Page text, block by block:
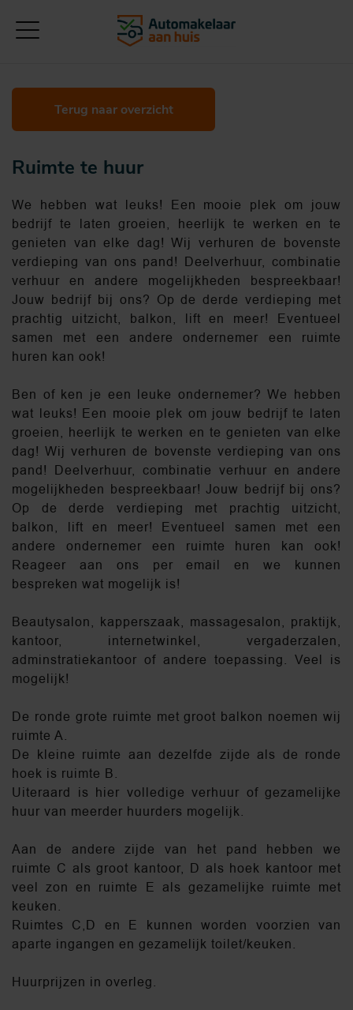
Terug naar overzicht
Ruimte te huur
We hebben wat leuks! Een mooie plek om jouw
bedrijf te laten groeien, heerlijk te werken en te
genieten van elke dag! Wij verhuren de bovenste
verdieping van ons pand! Deelverhuur, combinatie
verhuur en andere mogelijkheden bespreekbaar!
Jouw bedrijf bij ons? Op de derde verdieping met
prachtig uitzicht, balkon, lift en meer! Eventueel
samen met een andere ondernemer een ruimte
huren kan ook!
Ben of ken je een leuke ondernemer? We hebben
wat leuks! Een mooie plek om jouw bedrijf te laten
groeien, heerlijk te werken en te genieten van elke
dag! Wij verhuren de bovenste verdieping van ons
pand! Deelverhuur, combinatie verhuur en andere
mogelijkheden bespreekbaar! Jouw bedrijf bij ons?
Op de derde verdieping met prachtig uitzicht,
balkon, lift en meer! Eventueel samen met een
andere ondernemer een ruimte huren kan ook!
Reageer aan ons per email en we kunnen
bespreken wat mogelijk is!
Beautysalon, kapperszaak, massagesalon, praktijk,
kantoor, internetwinkel, vergaderzalen,
adminstratiekantoor of andere toepassing. Veel is
mogelijk!
De ronde grote ruimte met groot balkon noemen wij
ruimte A.
De kleine ruimte aan dezelfde zijde als de ronde
hoek is ruimte B.
Uiteraard is hier volledige verhuur of gezamelijke
huur van meerder huurders mogelijk.
Aan de andere zijde van het pand hebben we
ruimte C als groot kantoor, D als hoek kantoor met
veel zon en ruimte E als gezamelijke ruimte met
keuken.
Ruimtes C,D en E kunnen worden voorzien van
aparte ingangen en gezamelijk toilet/keuken.
Huurprijzen in overleg.